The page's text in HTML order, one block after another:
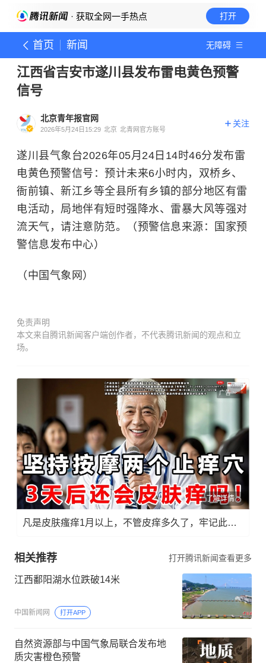
· 获取全网一手热点 打开
首页 新闻 无障碍
江西省吉安市遂川县发布雷电黄色预警
信号
北京青年报官网
2026年5月24日15:29 北京 北青网官方账号
关注
遂川县气象台2026年05月24日14时46分发布雷
电黄色预警信号：预计未来6小时内，双桥乡、
衙前镇、新江乡等全县所有乡镇的部分地区有雷
电活动，局地伴有短时强降水、雷暴大风等强对
流天气，请注意防范。（预警信息来源：国家预
警信息发布中心）
（中国气象网）
免责声明
本文来自腾讯新闻客户端创作者，不代表腾讯新闻的观点和立
场。
广告
了解详情
凡是皮肤瘙痒1月以上，不管皮痒多久了，牢记此法，快！准！狠！
相关推荐 打开腾讯新闻查看更多
江西鄱阳湖水位跌破14米
中国新闻网 打开APP
自然资源部与中国气象局联合发布地
质灾害橙色预警